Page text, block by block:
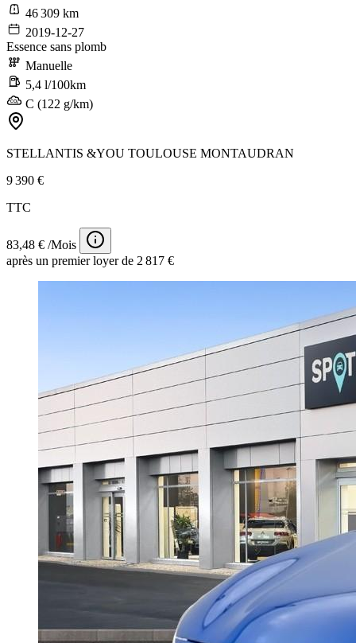
46 309 km
2019-12-27
Essence sans plomb
Manuelle
5,4 l/100km
C (122 g/km)
STELLANTIS &YOU TOULOUSE MONTAUDRAN
9 390 €
TTC
83,48 € /Mois
après un premier loyer de 2 817 €